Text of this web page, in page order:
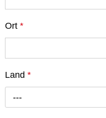
Ort *
Land *
---